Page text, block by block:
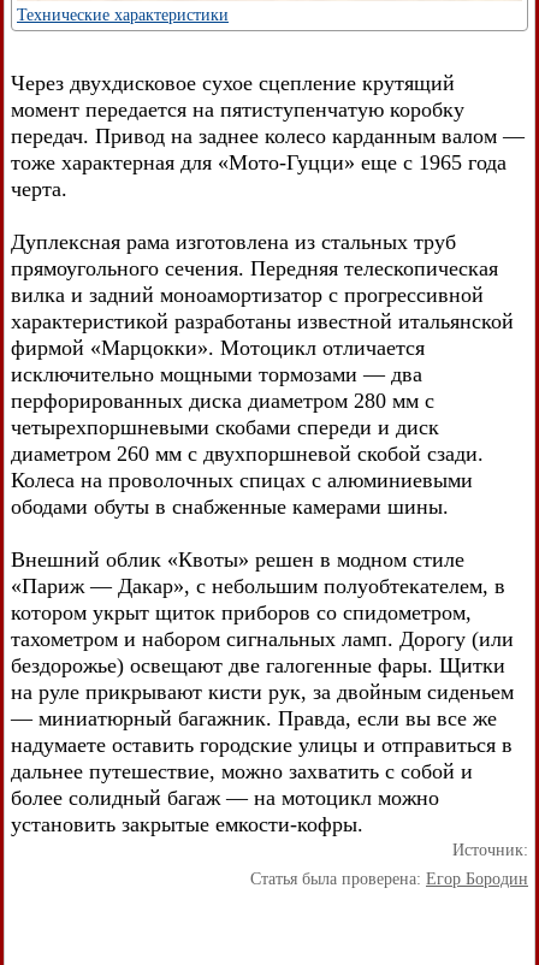
Технические характеристики
Через двухдисковое сухое сцепление крутящий
момент передается на пятиступенчатую коробку
передач. Привод на заднее колесо карданным валом —
тоже характерная для «Мото-Гуцци» еще с 1965 года
черта.
Дуплексная рама изготовлена из стальных труб
прямоугольного сечения. Передняя телескопическая
вилка и задний моноамортизатор с прогрессивной
характеристикой разработаны известной итальянской
фирмой «Марцокки». Мотоцикл отличается
исключительно мощными тормозами — два
перфорированных диска диаметром 280 мм с
четырехпоршневыми скобами спереди и диск
диаметром 260 мм с двухпоршневой скобой сзади.
Колеса на проволочных спицах с алюминиевыми
ободами обуты в снабженные камерами шины.
Внешний облик «Квоты» решен в модном стиле
«Париж — Дакар», с небольшим полуобтекателем, в
котором укрыт щиток приборов со спидометром,
тахометром и набором сигнальных ламп. Дорогу (или
бездорожье) освещают две галогенные фары. Щитки
на руле прикрывают кисти рук, за двойным сиденьем
— миниатюрный багажник. Правда, если вы все же
надумаете оставить городские улицы и отправиться в
дальнее путешествие, можно захватить с собой и
более солидный багаж — на мотоцикл можно
установить закрытые емкости-кофры.
Источник:
Статья была проверена: Егор Бородин